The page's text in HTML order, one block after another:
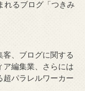
れるブログ「つきみ
客、ブログに関する
ア編集業、さらには
超パラレルワーカー